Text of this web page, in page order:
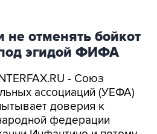
отменять бойкот
эгидой ФИФА
- Союз
ассоциаций (УЕФА)
доверия к
федерации